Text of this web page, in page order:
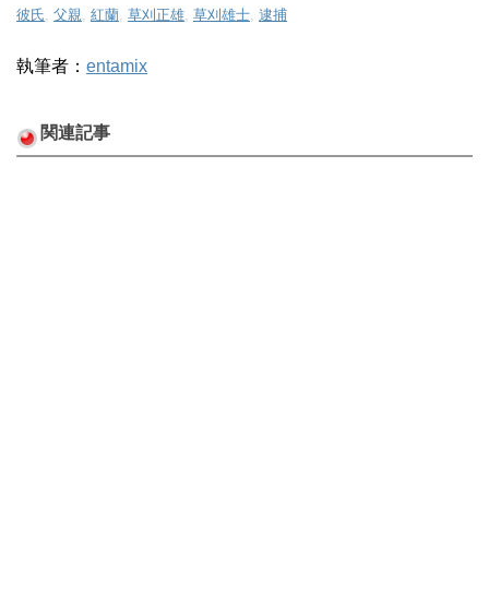
彼氏 父親 紅蘭 草刈正雄 草刈雄士 逮捕
執筆者： entamix
関連記事